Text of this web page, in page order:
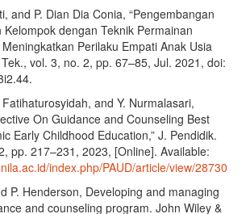
and P. Dian Dia Conia, “Pengembangan
Kelompok dengan Teknik Permainan
Perilaku Empati Anak Usia
Tek., vol. 3, no. 2, pp. 67–85, Jul. 2021, doi:
and Y. Nurmalasari,
On Guidance and Counseling Best
Early Childhood Education,” J. Pendidik.
pp. 217–231, 2023, [Online]. Available:
index.php/PAUD/article/view/28730
P. Henderson, Developing and managing
and counseling program. John Wiley &